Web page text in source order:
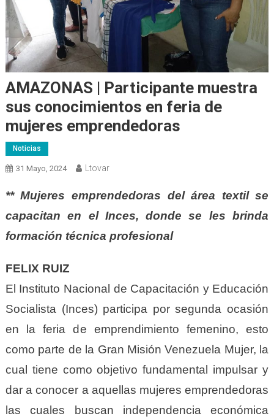
AMAZONAS | Participante muestra
sus conocimientos en feria de
mujeres emprendedoras
Noticias
31 Mayo, 2024 Ltovar
** Mujeres emprendedoras del área textil se
capacitan en el Inces, donde se les brinda
formación técnica profesional
FELIX RUIZ
El Instituto Nacional de Capacitación y Educación
Socialista (Inces) participa por segunda ocasión
en la feria de emprendimiento femenino, esto
como parte de la Gran Misión Venezuela Mujer, la
cual tiene como objetivo fundamental impulsar y
dar a conocer a aquellas mujeres emprendedoras
las cuales buscan independencia económica